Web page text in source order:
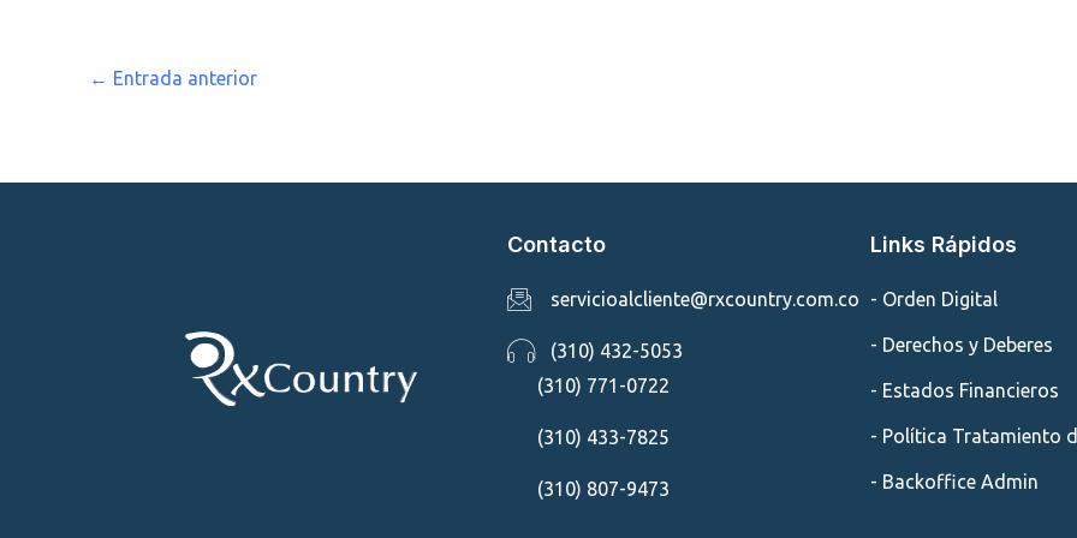
← Entrada anterior
Contacto
servicioalcliente@rxcountry.com.co
(310) 432-5053
(310) 771-0722
(310) 433-7825
(310) 807-9473
Links Rápidos
- Orden Digital
- Derechos y Deberes
- Estados Financieros
- Política Tratamiento
- Backoffice Admin